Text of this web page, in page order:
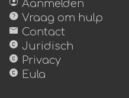
Aanmelden
help Vraag om hulp
mail Contact
copyright Juridisch
copyright Privacy
copyright Eula